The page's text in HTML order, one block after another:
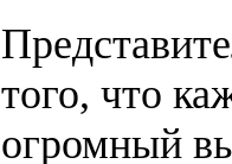
того, что
огромный